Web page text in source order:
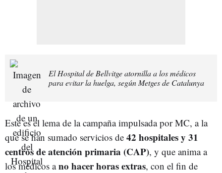
El Hospital de Bellvitge atornilla a los médicos
para evitar la huelga, según Metges de Catalunya
Este es el lema de la campaña impulsada por MC, a la
que se han sumado servicios de 42 hospitales y 31
centros de atención primaria (CAP), y que anima a
los médicos ano hacer horas extras, con el fin de